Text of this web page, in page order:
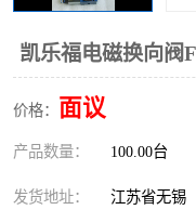
凯乐福电磁换向阀
价格： 面议
产品数量： 100.00台
发货地址： 江苏省无锡